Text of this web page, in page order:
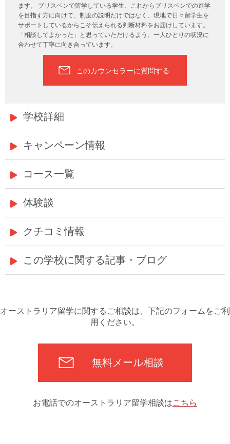
ます。 ブリスベンで留学している学生、これからブリスベンでの進学
を目指す方に向けて、制度の説明だけではなく、現地で日々留学生を
サポートしているからこそ伝えられる判断材料をお届けしています。
「相談してよかった」と思っていただけるよう、一人ひとりの状況に
合わせて丁寧に向き合っています。
このカウンセラーに質問する
学校詳細
キャンペーン情報
コース一覧
体験談
クチコミ情報
この学校に関する記事・ブログ
オーストラリア留学に関するご相談は、下記のフォームをご利
用ください。
無料メール相談
お電話でのオーストラリア留学相談はこちら